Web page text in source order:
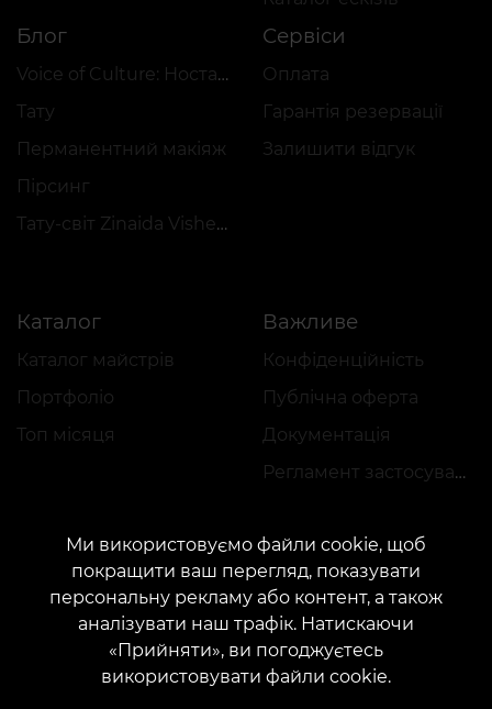
Блог
Voice of Culture: Ностальгія за 2000-ми
Тату
Перманентний макіяж
Пірсинг
Тату-світ Zinaida Vishenka
Сервіси
Оплата
Гарантія резервації
Залишити відгук
Каталог
Каталог майстрів
Портфоліо
Топ місяця
Важливе
Конфіденційність
Публічна оферта
Документація
Регламент застосування акцій
КОНТАКТИ
Зв'яжіться з нами:customers@vean-tattoo.com
Співпраця: marketing.veantattoo@gmail.com
Ми використовуємо файли cookie, щоб
покращити ваш перегляд, показувати
персональну рекламу або контент, а також
аналізувати наш трафік. Натискаючи
«Прийняти», ви погоджуєтесь
використовувати файли cookie.